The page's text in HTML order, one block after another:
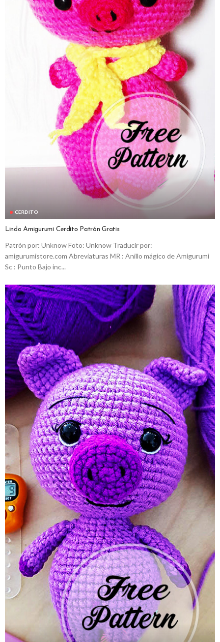
CERDITO
Lindo Amigurumi Cerdito Patrón Gratis
Patrón por: Unknow Foto: Unknow Traducir por:
amigurumistore.com Abreviaturas MR : Anillo mágico de Amigurumi
Sc : Punto Bajo inc...